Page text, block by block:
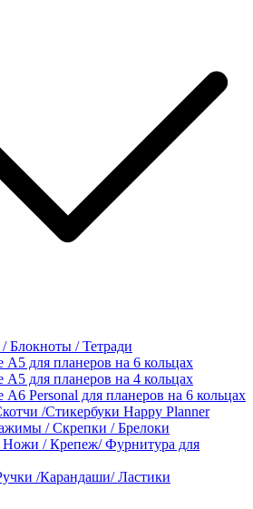
/ Тетради
А5 для планеров на 6 кольцах
А5 для планеров на 4 кольцах
Personal для планеров на 6 кольцах
/Стикербуки Happy Planner
/ Скрепки / Брелоки
/ Крепеж/ Фурнитура для
/Карандаши/ Ластики